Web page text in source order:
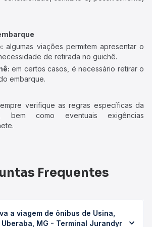
algumas viações permitem apresentar o
de retirada no guichê.
em certos casos, é necessário retirar o
embarque.
verifique as regras específicas da
bem como eventuais exigências
Frequentes
a viagem de ônibus de Usina,
MG - Terminal Jurandyr